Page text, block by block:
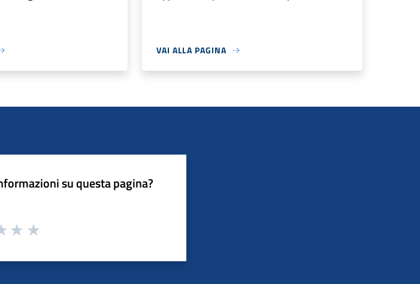
VAI ALLA PAGINA
su questa pagina?